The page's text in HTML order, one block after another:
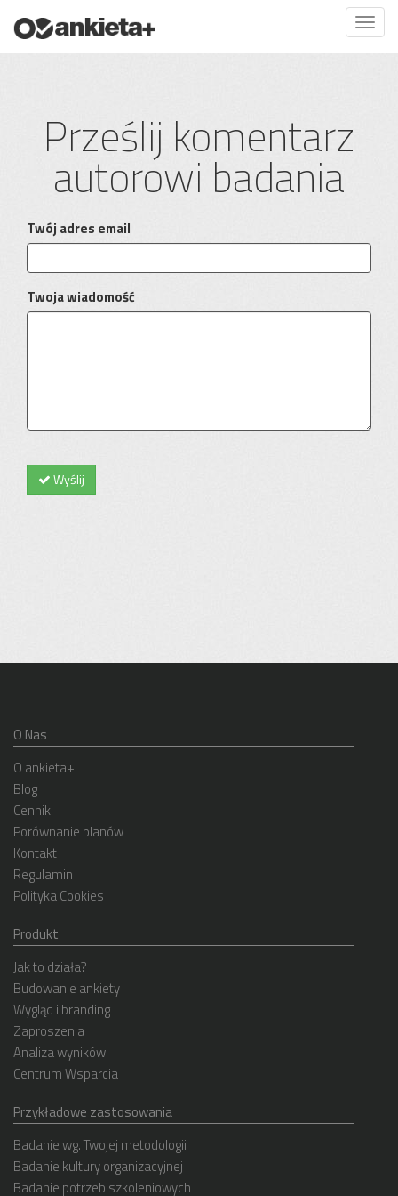
Prześlij komentarz
autorowi badania
Twój adres email
Twoja wiadomość
Wyślij
O Nas
O ankieta+
Blog
Cennik
Porównanie planów
Kontakt
Regulamin
Polityka Cookies
Produkt
Jak to działa?
Budowanie ankiety
Wygląd i branding
Zaproszenia
Analiza wyników
Centrum Wsparcia
Przykładowe zastosowania
Badanie wg. Twojej metodologii
Badanie kultury organizacyjnej
Badanie potrzeb szkoleniowych